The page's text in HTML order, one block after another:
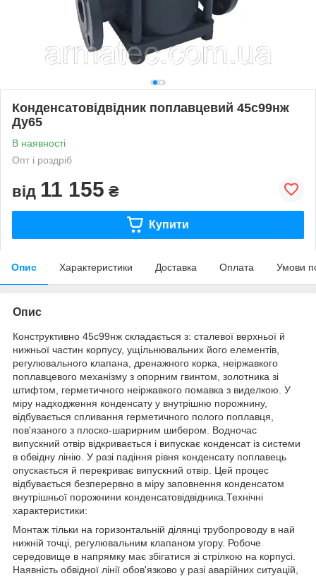
Конденсатовідвідник поплавцевий 45с99нж
Ду65
В наявності
Опт і роздріб
від 11 155 ₴
Купити
Опис Характеристики Доставка Оплата Умови
Опис
Конструктивно 45с99нж складається з: сталевої верхньої й
нижньої частин корпусу, ущільнювальних його елементів,
регулювального клапана, дренажного корка, неіржавкого
поплавцевого механізму з опорним гвинтом, золотника зі
штифтом, герметичного неіржавкого помавка з виделкою. У
міру надходження конденсату у внутрішню порожнину,
відбувається спливання герметичного полого поплавця,
пов'язаного з плоско-шарирним шибером. Водночас
випускний отвір відкривається і випускає конденсат із системи
в обвідну лінію. У разі падіння рівня конденсату поплавець
опускається й перекриває випускний отвір. Цей процес
відбувається безперервно в міру заповнення конденсатом
внутрішньої порожнини конденсатовідвідника.Технічні
характеристики:
Монтаж тільки на горизонтальній ділянці трубопроводу в най
нижній точці, регулювальним клапаном угору. Робоче
середовище в напрямку має збігатися зі стрілкою на корпусі.
Наявність обвідної лінії обов'язково у разі аварійних ситуацій,